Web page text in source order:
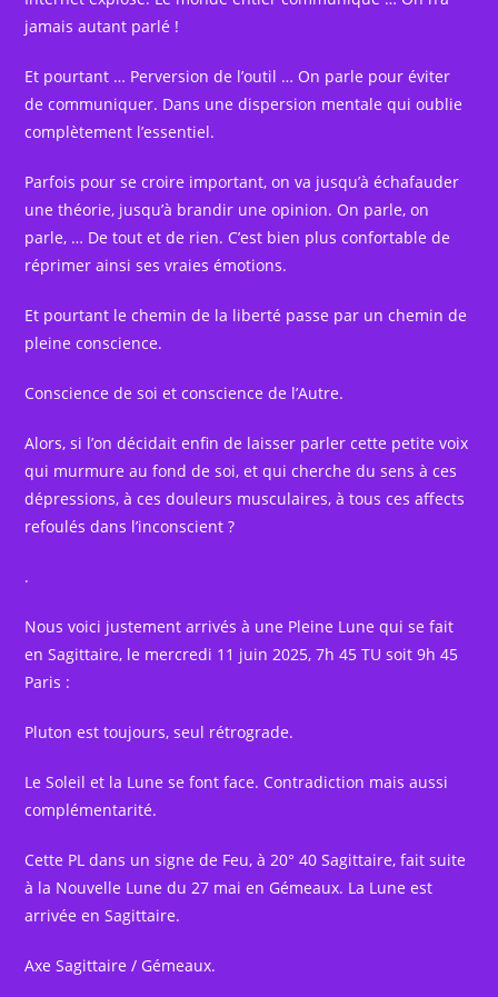
jamais autant parlé !
Et pourtant … Perversion de l’outil … On parle pour éviter
de communiquer. Dans une dispersion mentale qui oublie
complètement l’essentiel.
Parfois pour se croire important, on va jusqu’à échafauder
une théorie, jusqu’à brandir une opinion. On parle, on
parle, … De tout et de rien. C’est bien plus confortable de
réprimer ainsi ses vraies émotions.
Et pourtant le chemin de la liberté passe par un chemin de
pleine conscience.
Conscience de soi et conscience de l’Autre.
Alors, si l’on décidait enfin de laisser parler cette petite voix
qui murmure au fond de soi, et qui cherche du sens à ces
dépressions, à ces douleurs musculaires, à tous ces affects
refoulés dans l’inconscient ?
.
Nous voici justement arrivés à une Pleine Lune qui se fait
en Sagittaire, le mercredi 11 juin 2025, 7h 45 TU soit 9h 45
Paris :
Pluton est toujours, seul rétrograde.
Le Soleil et la Lune se font face. Contradiction mais aussi
complémentarité.
Cette PL dans un signe de Feu, à 20° 40 Sagittaire, fait suite
à la Nouvelle Lune du 27 mai en Gémeaux. La Lune est
arrivée en Sagittaire.
Axe Sagittaire / Gémeaux.